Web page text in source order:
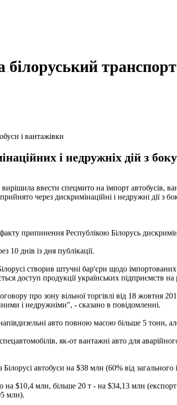
транспорт
і вантажівки
і недружніх дій з
ввести спецмито на імпорт автобусів,
через дискримінаційні і недружні дії з
припинення Республікою Білорусь
10 днів із дня публікації.
створив штучні бар'єри щодо
доступ продукції українських підприємств на
про зону вільної торгівлі від 18
і недружніми", - сказано в повідомленні.
авто повною масою більше 5 тонн,
як-от вантажні авто для
автобуси на $38 млн (60% від загального
$10,4 млн, більше 20 т - на $34,13 млн
млн).